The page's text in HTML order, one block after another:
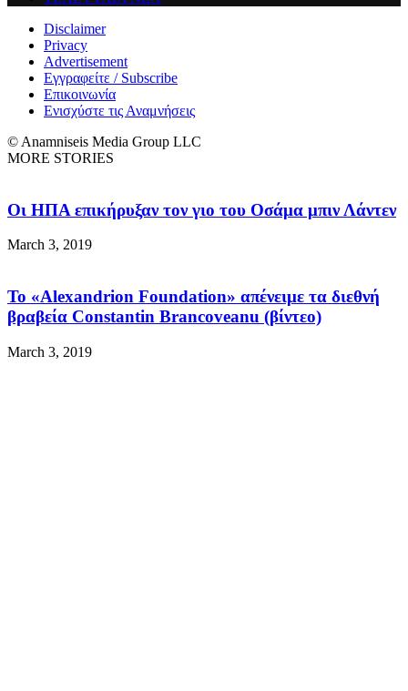
Disclaimer
Privacy
Advertisement
Εγγραφείτε / Subscribe
Επικοινωνία
Ενισχύστε τις Αναμνήσεις
© Anamniseis Media Group LLC
MORE STORIES
Οι ΗΠΑ επικήρυξαν τον γιο του Οσάμα μπιν Λάντεν
March 3, 2019
Το «Alexandrion Foundation» απένειμε τα διεθνή
βραβεία Constantin Brancoveanu (βίντεο)
March 3, 2019